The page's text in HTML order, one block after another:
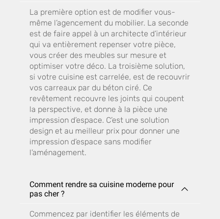
La première option est de modifier vous-
même l’agencement du mobilier. La seconde
est de faire appel à un architecte d’intérieur
qui va entièrement repenser votre pièce,
vous créer des meubles sur mesure et
optimiser votre déco. La troisième solution,
si votre cuisine est carrelée, est de recouvrir
vos carreaux par du béton ciré. Ce
revêtement recouvre les joints qui coupent
la perspective, et donne à la pièce une
impression d’espace. C’est une solution
design et au meilleur prix pour donner une
impression d’espace sans modifier
l’aménagement.
Comment rendre sa cuisine moderne pour
pas cher ?
Commencez par identifier les éléments de